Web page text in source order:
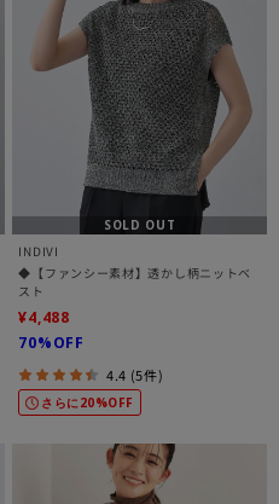
SOLD OUT
INDIVI
◆【ファンシー素材】透かし柄ニットベ
スト
¥4,488
70%OFF
4.4 (5件)
さらに20%OFF